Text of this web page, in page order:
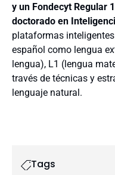
y un Fondecyt Regular
doctorado en
plataformas
español como lengua
lengua), L1 (lengua
través de técnicas y
lenguaje natural.
Tags